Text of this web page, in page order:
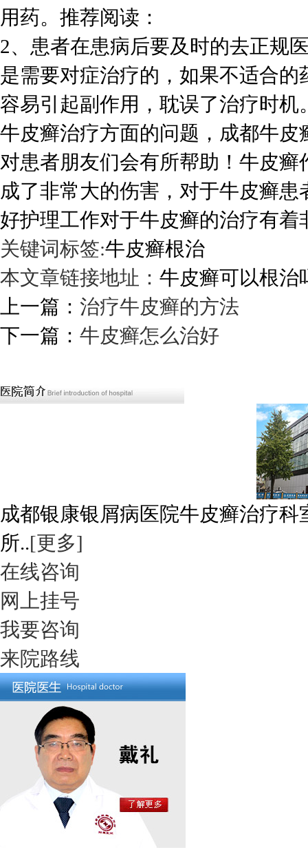
用药。推荐阅读：
2、患者在患病后要及时的去正规
是需要对症治疗的，如果不适合
容易引起副作用，耽误了治疗时机
牛皮癣治疗方面的问题，成都牛
对患者朋友们会有所帮助！牛皮
成了非常大的伤害，对于牛皮癣
好护理工作对于牛皮癣的治疗有着
关键词标签:牛皮癣根治
本文章链接地址： 牛皮癣可以根治
上一篇： 治疗牛皮癣的方法
下一篇： 牛皮癣怎么治好
成都银康银屑病医院牛皮癣治疗
所..[更多]
在线咨询
网上挂号
我要咨询
来院路线